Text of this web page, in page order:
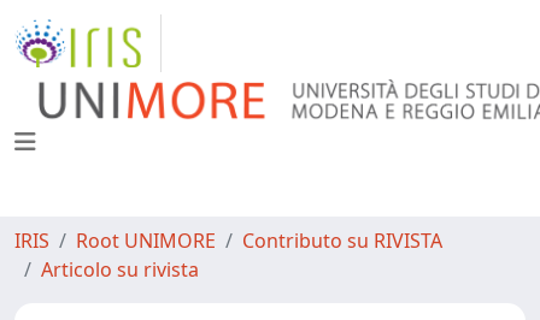
IRIS Root UNIMORE
Contributo su RIVISTA
Articolo su rivista